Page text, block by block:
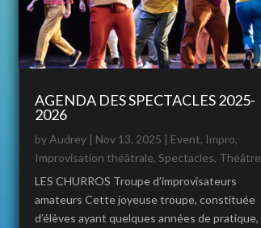
AGENDA DES SPECTACLES 2025-
2026
byAudrey| Nov 13, 2025 | Event, Impro,
Improvisation théâtrale, Spectacles, Théâtre
LES CHURROS Troupe d’improvisateurs
amateurs Cette joyeuse troupe, constituée
d’élèves ayant quelques années de pratique,